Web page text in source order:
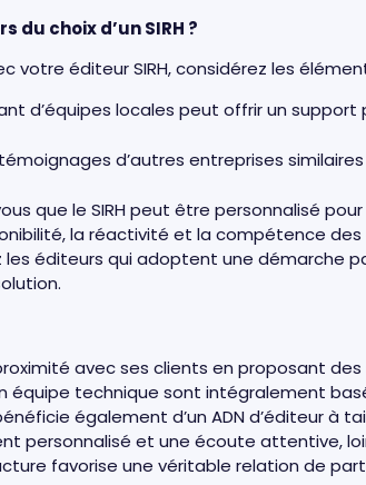
choix d’un SIRH ?
votre éditeur SIRH, considérez les
d’équipes locales peut offrir un
d’autres entreprises
que le SIRH peut être personnalisé
la réactivité et la compétence
les éditeurs qui adoptent une démarche
avec ses clients en proposant des
équipe technique sont intégralement
également d’un ADN d’éditeur à
personnalisé et une écoute attentive,
favorise une véritable relation de